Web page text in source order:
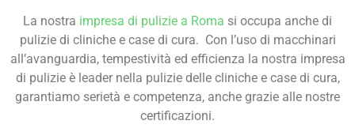
La nostra impresa di pulizie a Roma si occupa anche di
pulizie di cliniche e case di cura. Con l’uso di macchinari
all’avanguardia, tempestività ed efficienza la nostra impresa
di pulizie è leader nella pulizie delle cliniche e case di cura,
garantiamo serietà e competenza, anche grazie alle nostre
certificazioni.